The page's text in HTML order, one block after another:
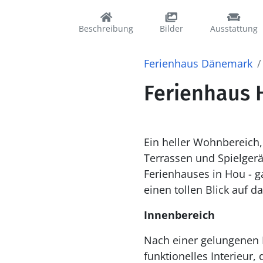
Beschreibung Bilder Ausstattung
Ferienhaus Dänemark
Ferienhaus
Ein heller
Terrassen und
Ferienhauses in Hou -
einen tollen Blick auf
Innenbereich
Nach einer
funktionelles Interieur,